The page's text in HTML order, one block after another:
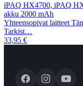
iPAQ HX4700, iPAQ
akku 2000 mAh
Yhteensopivat laitteet
Tarkist…
33,95 €